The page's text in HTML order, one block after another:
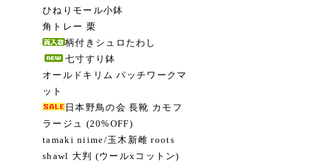
ひねりモール小鉢
角トレー 栗
柄付きシュロたわし
七寸すり鉢
オールドキリム パッチワークマ
ット
日本野鳥の会 長靴 カモフ
ラージュ (20%OFF)
tamaki niime/玉木新雌 roots
shawl 大判 (ウールxコットン)